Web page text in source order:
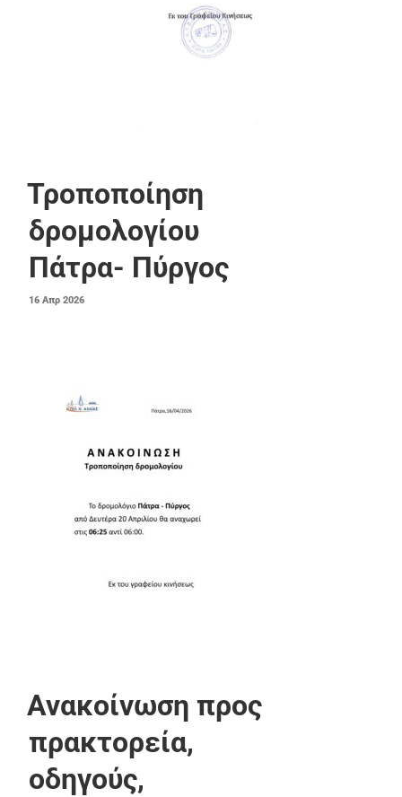
Τροποποίηση
δρομολογίου
Πάτρα- Πύργος
ΔΗΜΟΣΙΕΎΤΗΚΕ
16 Απρ 2026
Ανακοίνωση προς
πρακτορεία,
οδηγούς,